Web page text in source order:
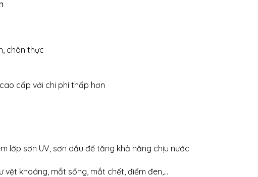
chân thực
cấp với chi phí thấp hơn
lớp sơn UV, sơn dầu để tăng khả năng chịu nước
vệt khoáng, mắt sống, mắt chết, điểm đen,…